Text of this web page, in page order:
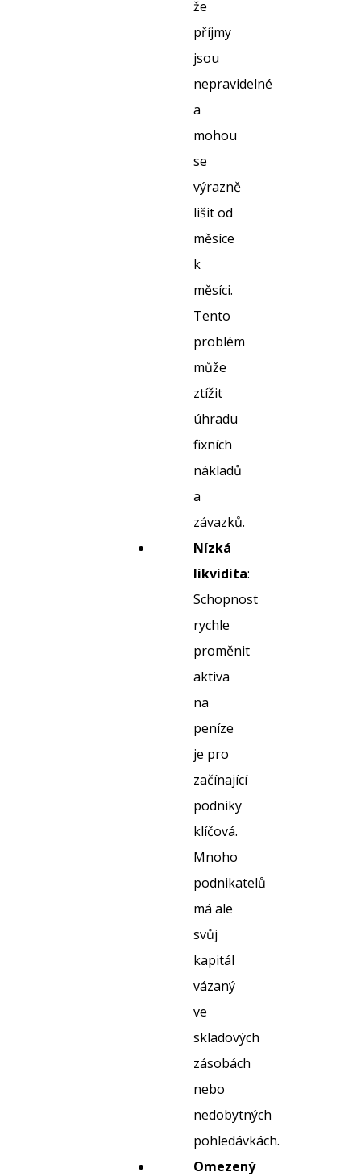
že
příjmy
jsou
nepravidelné
a
mohou
se
výrazně
lišit od
měsíce
k
měsíci.
Tento
problém
může
ztížit
úhradu
fixních
nákladů
a
závazků.
Nízká
likvidita:
Schopnost
rychle
proměnit
aktiva
na
peníze
je pro
začínající
podniky
klíčová.
Mnoho
podnikatelů
má ale
svůj
kapitál
vázaný
ve
skladových
zásobách
nebo
nedobytných
pohledávkách.
Omezený